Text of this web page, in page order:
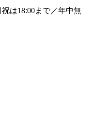
は18:00まで／年中無